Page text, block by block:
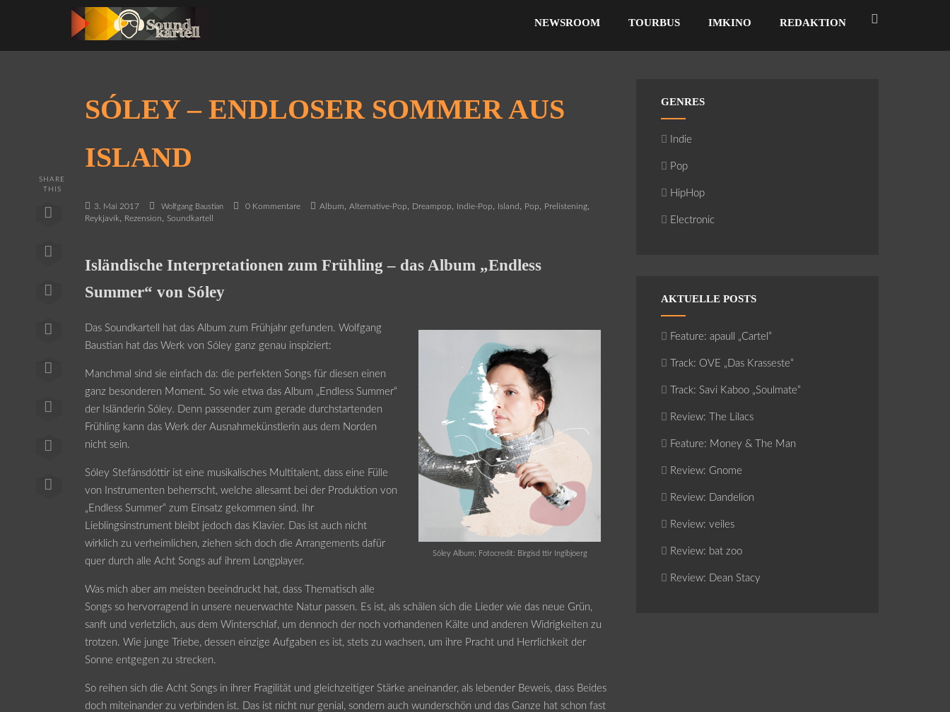
NEWSROOM TOURBUS IMKINO REDAKTION
SÓLEY – ENDLOSER SOMMER AUS
ISLAND
3. Mai 2017 Wolfgang Baustian 0 Kommentare Album,Alternative-Pop, Dreampop, Indie-Pop, Island , Pop, Prelistening,
Reykjavík, Rezension, Soundkartell
SHARE
THIS
Isländische Interpretationen zum Frühling – das Album „Endless
Summer“ von Sóley
Sóley Album; Fotocredit: Birgisd ttir Ingibjoerg
Das Soundkartell hat das Album zum Frühjahr gefunden. Wolfgang
Baustian hat das Werk von Sóley ganz genau inspiziert:
Manchmal sind sie einfach da: die perfekten Songs für diesen einen
ganz besonderen Moment. So wie etwa das Album „Endless Summer“
der Isländerin Sóley. Denn passender zum gerade durchstartenden
Frühling kann das Werk der Ausnahmekünstlerin aus dem Norden
nicht sein.
Sóley Stefánsdóttir ist eine musikalisches Multitalent, dass eine Fülle
von Instrumenten beherrscht, welche allesamt bei der Produktion von
„Endless Summer“ zum Einsatz gekommen sind. Ihr
Lieblingsinstrument bleibt jedoch das Klavier. Das ist auch nicht
wirklich zu verheimlichen, ziehen sich doch die Arrangements dafür
quer durch alle Acht Songs auf ihrem Longplayer.
Was mich aber am meisten beeindruckt hat, dass Thematisch alle
Songs so hervorragend in unsere neuerwachte Natur passen. Es ist, als schälen sich die Lieder wie das neue Grün,
sanft und verletzlich, aus dem Winterschlaf, um dennoch der noch vorhandenen Kälte und anderen Widrigkeiten zu
trotzen. Wie junge Triebe, dessen einzige Aufgaben es ist, stets zu wachsen, um ihre Pracht und Herrlichkeit der
Sonne entgegen zu strecken.
So reihen sich die Acht Songs in ihrer Fragilität und gleichzeitiger Stärke aneinander, als lebender Beweis, dass Beides
doch miteinander zu verbinden ist. Das ist nicht nur genial, sondern auch wunderschön und das Ganze hat schon fast
GENRES
Indie
Pop
HipHop
Electronic
AKTUELLE POSTS
Feature: apaull „Cartel“
Track: OVE „Das Krasseste“
Track: Savi Kaboo „Soulmate“
Review: The Lilacs
Feature: Money & The Man
Review: Gnome
Review: Dandelion
Review: veiles
Review: bat zoo
Review: Dean Stacy